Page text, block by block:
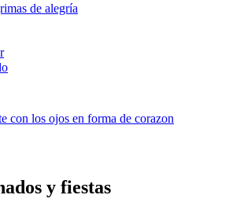
de alegría
con los ojos en forma de corazon
y fiestas